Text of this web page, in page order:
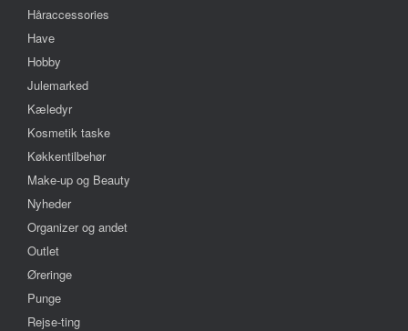
Håraccessories
Have
Hobby
Julemarked
Kæledyr
Kosmetik taske
Køkkentilbehør
Make-up og Beauty
Nyheder
Organizer og andet
Outlet
Øreringe
Punge
Rejse-ting